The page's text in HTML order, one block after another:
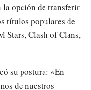
la opción de transferir
títulos populares de
Stars, Clash of Clans,
su postura: «En
de nuestros